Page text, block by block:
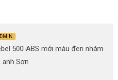
500 ABS mới màu đen nhám
Sơn